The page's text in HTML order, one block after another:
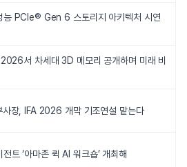
능 PCIe® Gen 6 스토리지 아키텍처 시연
서 차세대 3D 메모리 공개하며 미래 비
장, IFA 2026 개막 기조연설 맡는다
트 ‘아마존 퀵 AI 워크숍’ 개최해